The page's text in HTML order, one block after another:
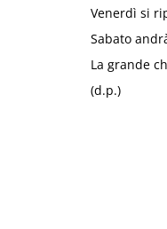
Venerdì si
Sabato
La grande
(d.p.)